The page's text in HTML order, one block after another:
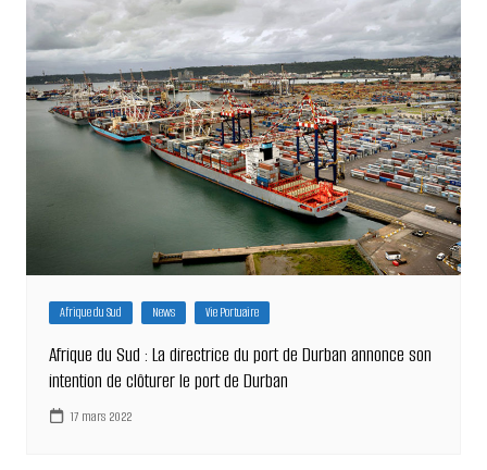
Afrique du Sud News Vie Portuaire
Afrique du Sud : La directrice du port de Durban annonce son
intention de clôturer le port de Durban
17 mars 2022